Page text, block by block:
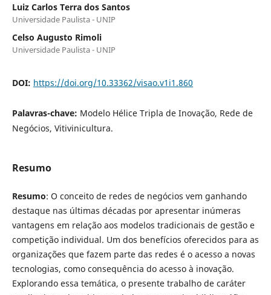
Luiz Carlos Terra dos Santos
Universidade Paulista - UNIP
Celso Augusto Rimoli
Universidade Paulista - UNIP
DOI: https://doi.org/10.33362/visao.v1i1.860
Palavras-chave: Modelo Hélice Tripla de Inovação, Rede de
Negócios, Vitivinicultura.
Resumo
Resumo: O conceito de redes de negócios vem ganhando
destaque nas últimas décadas por apresentar inúmeras
vantagens em relação aos modelos tradicionais de gestão e
competição individual. Um dos benefícios oferecidos para as
organizações que fazem parte das redes é o acesso a novas
tecnologias, como consequência do acesso à inovação.
Explorando essa temática, o presente trabalho de caráter